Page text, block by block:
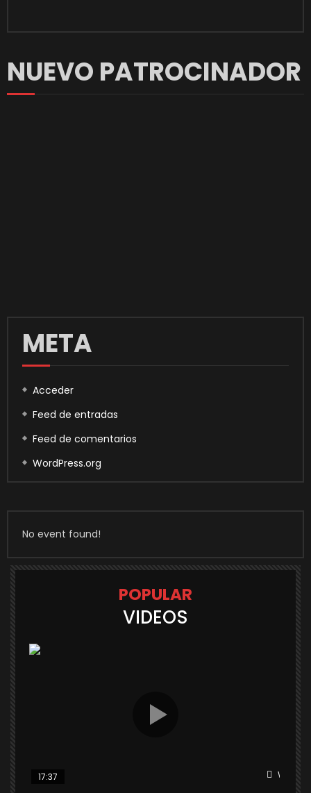
NUEVO PATROCINADOR
META
Acceder
Feed de entradas
Feed de comentarios
WordPress.org
No event found!
POPULAR
VIDEOS
Watch
17:37